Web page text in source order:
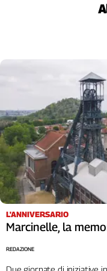
Toscana
Trentino
Umbria
Valle
D'Aosta
Veneto
Archivio
Storico
2014
L'ANNIVERSARIO
Marcinelle, la
REDAZIONE